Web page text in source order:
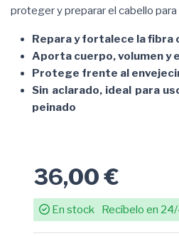
proteger y preparar el cabello
Repara y fortalece la fibra
Aporta cuerpo, volumen y
Protege frente al
Sin aclarado, ideal para
peinado
36,00 €
En stock Recíbelo en